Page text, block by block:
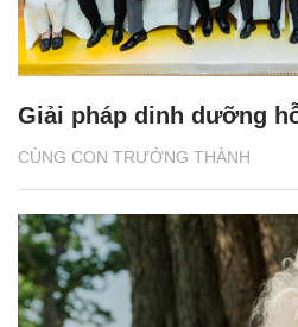
CÙNG CON TRƯỞNG THÀNH
Giải pháp dinh dưỡng